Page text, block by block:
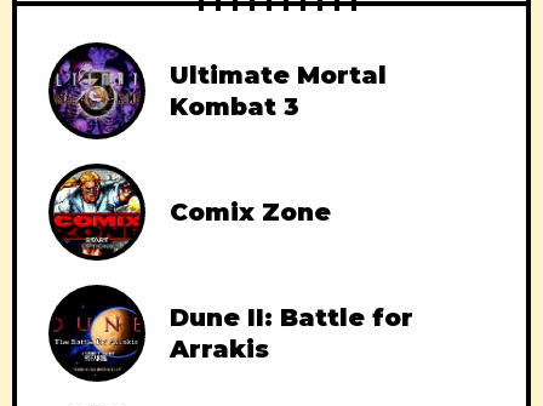
Ultimate Mortal
Kombat 3
Comix Zone
Dune II: Battle for
Arrakis